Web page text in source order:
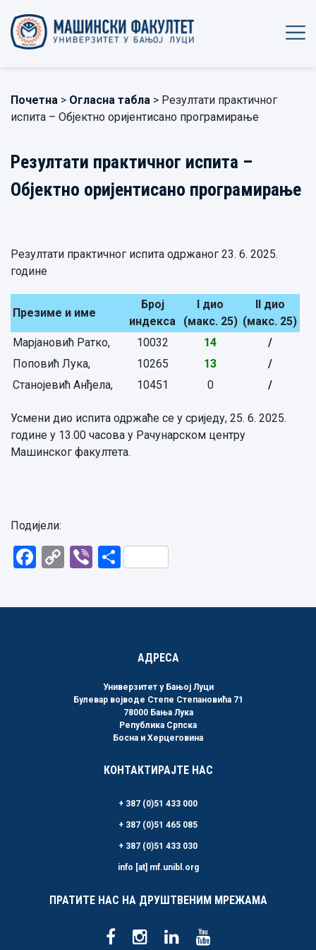
Почетна > Огласна табла > Резултати практичног
испита – Објектно оријентисано програмирање
Резултати практичног испита –
Објектно оријентисано програмирање
Резултати практичног испита одржаног 23. 6. 2025.
године
Презиме и име
Број
индекса
I дио
(макс. 25)
IIдио
(макс. 25)
Марјановић Ратко,
10032 14
/
Поповић Лука,
10265 13
/
Станојевић Анђела,
10451 0 /
Усмени дио испита одржаће се у сриједу, 25. 6. 2025.
године у 13.00 часова у Рачунарском центру
Машинског факултета.
Подијели:
Facebook
CopyViberShare
АДРЕСА
Универзитет у Бањој Луци
Булевар војводе Степе Степановића 71
78000 Бања Лука
Република Српска
Босна и Херцеговина
КОНТАКТИРАЈТЕ НАС
+ 387 (0)51 433 000
+ 387 (0)51 465 085
+ 387 (0)51 433 030
info [at] mf.unibl.org
ПРАТИТЕ НАС НА ДРУШТВЕНИМ МРЕЖАМА